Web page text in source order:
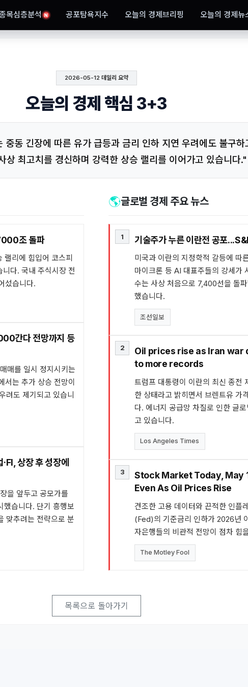
목심층분석 N 공포탐욕지수 오늘의 경제브리핑 오늘의 경제뉴
2026-05-12 데일리 요약
오늘의 경제 핵심 3+3
동 긴장에 따른 유가 급등과 금리 인하 지연 우려에도 불구하
최고치를 경신하며 강력한 상승 랠리를 이어가고 있습니다."
조 돌파
랠리에 힘입어 코스피
다. 국내 주식시장 전
섰습니다.
간다 전망까지 등
매를 일시 정지시키는
서는 추가 상승 전망이
려도 제기되고 있습니
상장 후 성장에
을 앞두고 공모가를
했습니다. 단기 흥행보
맞추려는 전략으로 분
🌎글로벌 경제 주요 뉴스
1 기술주가 누른 이란전 공포
미국과 이란의 지정학적 갈등에 따
마이크론 등 AI 대표주들의 강세가
수는 사상 처음으로 7,400선을 돌
했습니다.
조선일보
2
Oil prices rise as Iran
to more records
트럼프 대통령이 이란의 최신 종전
한 상태라고 밝히면서 브렌트유 가
다. 에너지 공급망 차질로 인한 글
고 있습니다.
Los Angeles Times
3
Stock Market Today, May
Even As Oil Prices Rise
견조한 고용 데이터와 끈적한 인플
(Fed)의 기준금리 인하가 2026년
자은행들의 비관적 전망이 점차 힘
The Motley Fool
목록으로 돌아가기